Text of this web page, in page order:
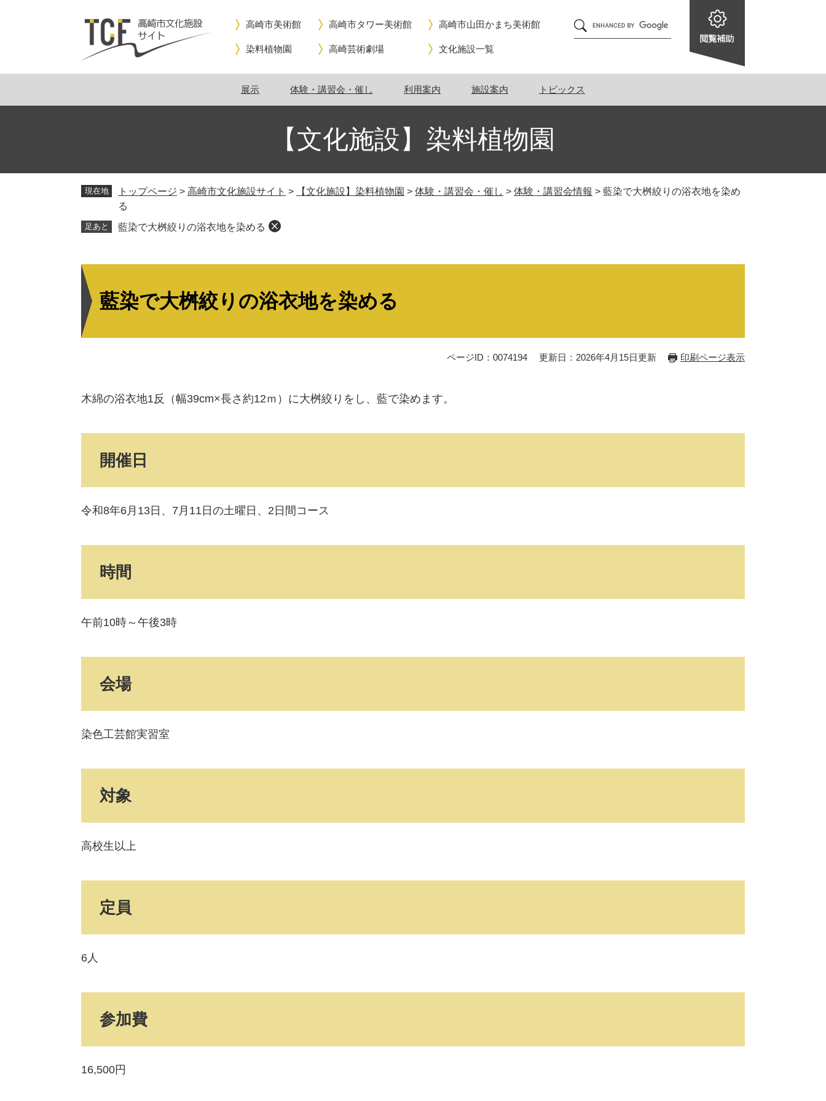
高崎市美術館 高崎市タワー美術館 高崎市山田かまち美術館
染料植物園 高崎芸術劇場 文化施設一覧
Google
検
索
展示 体験・講習会・催し 利用案内 施設案内 トピックス
【文化施設】染料植物園
現在地 トップページ > 高崎市文化施設サイト > 【文化施設】染料植物園 > 体験・講習会・催し > 体験・講習会情報 > 藍染で大桝絞りの浴衣地を染め
る
足あと 藍染で大桝絞りの浴衣地を染める
本
文
藍染で大桝絞りの浴衣地を染める
ページID：0074194 更新日：2026年4月15日更新 印刷ページ表示
木綿の浴衣地1反（幅39cm×長さ約12ｍ）に大桝絞りをし、藍で染めます。
開催日
令和8年6月13日、7月11日の土曜日、2日間コース
時間
午前10時～午後3時
会場
染色工芸館実習室
対象
高校生以上
定員
6人
参加費
16,500円